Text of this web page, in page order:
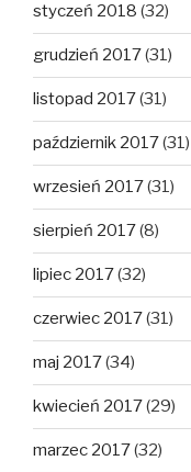
styczeń 2018 (32)
grudzień 2017(31)
listopad 2017(31)
październik 2017(31)
wrzesień 2017(31)
sierpień 2017(8)
lipiec 2017(32)
czerwiec 2017(31)
maj 2017(34)
kwiecień 2017(29)
marzec 2017(32)